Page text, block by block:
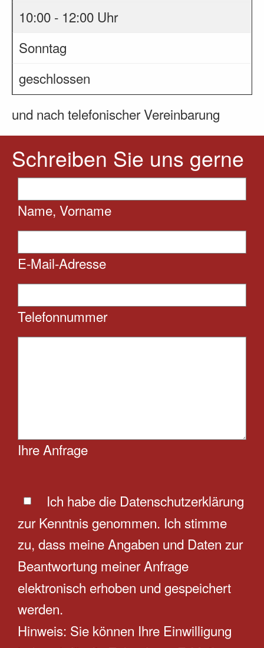
10:00 - 12:00 Uhr
Sonntag
geschlossen
und nach telefonischer Vereinbarung
Schreiben Sie uns gerne
Name, Vorname
E-Mail-Adresse
Telefonnummer
Ihre Anfrage
Ich habe die Datenschutzerklärung
zur Kenntnis genommen. Ich stimme
zu, dass meine Angaben und Daten zur
Beantwortung meiner Anfrage
elektronisch erhoben und gespeichert
werden.
Hinweis: Sie können Ihre Einwilligung